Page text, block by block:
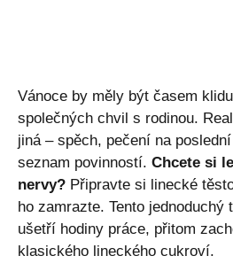
Vánoce by měly být časem
společných chvil s rodinou.
jiná – spěch, pečení na
seznam povinností. Chcete si
nervy? Připravte si linecké
ho zamrazte. Tento
ušetří hodiny práce, přitom
klasického lineckého cukroví.